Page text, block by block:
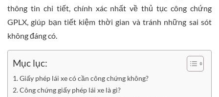
thông tin chi tiết, chính xác nhất về thủ tục công chứng
GPLX, giúp bạn tiết kiệm thời gian và tránh những sai sót
không đáng có.
Mục lục:
Giấy phép lái xe có cần công chứng không?
Công chứng giấy phép lái xe là gì?